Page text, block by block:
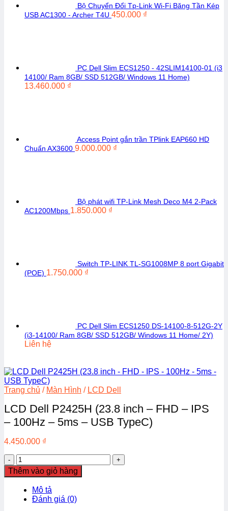
Bộ Chuyển Đổi Tp-Link Wi-Fi Băng Tần Kép
USB AC1300 - Archer T4U 450.000 ₫
PC Dell Slim ECS1250 - 42SLIM14100-01 (i3
14100/ Ram 8GB/ SSD 512GB/ Windows 11 Home)
13.460.000 ₫
Access Point gắn trần TPlink EAP660 HD
Chuẩn AX3600 9.000.000 ₫
Bộ phát wifi TP-Link Mesh Deco M4 2-Pack
AC1200Mbps 1.850.000 ₫
Switch TP-LINK TL-SG1008MP 8 port Gigabit
(POE) 1.750.000 ₫
PC Dell Slim ECS1250 DS-14100-8-512G-2Y
(i3-14100/ Ram 8GB/ SSD 512GB/ Windows 11 Home/ 2Y)
Liên hệ
Trang chủ / Màn Hình / LCD Dell
LCD Dell P2425H (23.8 inch – FHD – IPS
– 100Hz – 5ms – USB TypeC)
4.450.000 ₫
LCD
Dell
P2425H
(23.8
Thêm vào giỏ hàng
Mô tả
Đánh giá (0)